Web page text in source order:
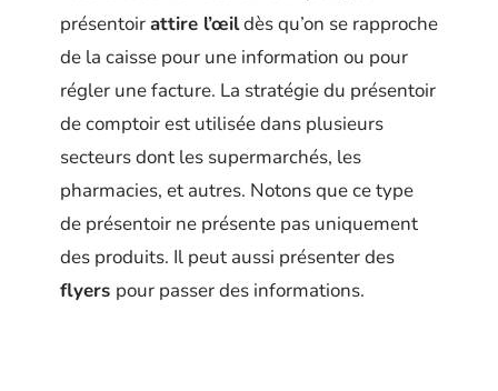
présentoirattire l’œildès qu’on se rapproche
de la caisse pour une information ou pour
régler une facture. La stratégie du présentoir
de comptoir est utilisée dans plusieurs
secteurs dont les supermarchés, les
pharmacies, et autres. Notons que ce type
de présentoir ne présente pas uniquement
des produits. Il peut aussi présenter des
flyers pour passer des informations.